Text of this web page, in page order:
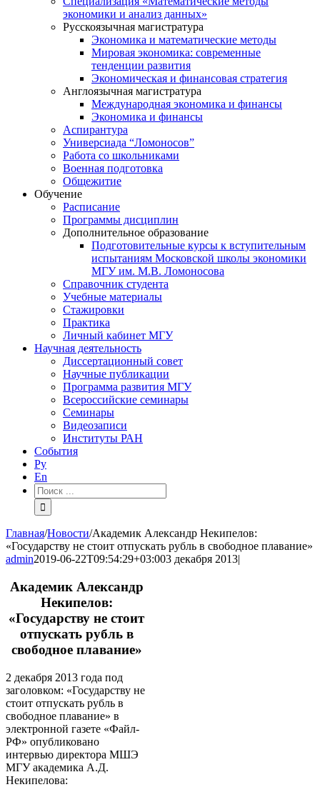
экономики и анализ данных»
Русскоязычная магистратура
Экономика и математические методы
Мировая экономика: современные
тенденции развития
Экономическая и финансовая стратегия
Англоязычная магистратура
Международная экономика и финансы
Экономика и финансы
Аспирантура
Универсиада “Ломоносов”
Работа со школьниками
Военная подготовка
Общежитие
Обучение
Расписание
Программы дисциплин
Дополнительное образование
Подготовительные курсы к вступительным
испытаниям Московской школы экономики
МГУ им. М.В. Ломоносова
Справочник студента
Учебные материалы
Стажировки
Практика
Личный кабинет МГУ
Научная деятельность
Диссертационный совет
Научные публикации
Программа развития МГУ
Всероссийские семинары
Семинары
Видеозаписи
Институты РАН
События
Ру
En
Результат
поиска:
Главная/Новости/Академик Александр Некипелов:
«Государству не стоит отпускать рубль в свободное плавание»
admin2019-06-22T09:54:29+03:003 декабря 2013|
Академик Александр
Некипелов:
«Государству не стоит
отпускать рубль в
свободное плавание»
2 декабря 2013 года под
заголовком: «Государству не
стоит отпускать рубль в
свободное плавание» в
электронной газете «Файл-
РФ» опубликовано
интервью директора МШЭ
МГУ академика А.Д.
Некипелова: